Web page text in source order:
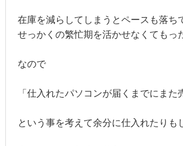
在庫を減らしてしまうとペースも落ち
せっかくの繁忙期を活かせなくてもっ
なので
「仕入れたパソコンが届くまでにまた
という事を考えて余分に仕入れたりも